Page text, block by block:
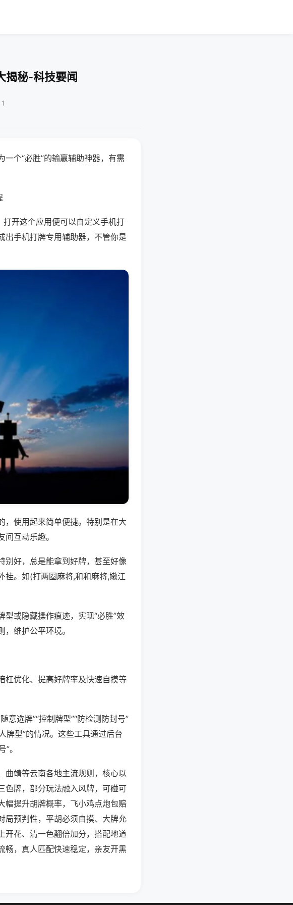
揭秘-科技要闻
个“必胜”的输赢辅助神器，有需
打开这个应用便可以自定义手机打
出手机打牌专用辅助器，不管你是
，使用起来简单便捷。特别是在大
互动乐趣。
别好，总是能拿到好牌，甚至好像
挂。如(打两圈麻将,和和麻将,嫩江
或隐藏操作痕迹，实现“必胜”效
维护公平环境。
杠优化、提高好牌率及快速自摸等
选牌”“控制牌型”“防检测防封号”
牌型”的情况。这些工具通过后台
。
曲靖等云南各地主流规则，核心以
色牌，部分玩法融入风牌，可碰可
幅提升胡牌概率，飞小鸡点炮包赔
局预判性，平胡必须自摸、大牌允
开花、清一色翻倍加分，搭配地道
畅，真人匹配快速稳定，亲友开黑